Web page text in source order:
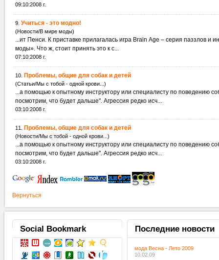
09:10:2008 г.
9. Учиться - это модно!
(Новости/В мире моды)
...ит Пенси. К приставке прилагалась игра Brain Age – серия паззлов и
моды». Что ж, стоит принять это к с...
07:10:2008 г.
10. Проблемы, общие для собак и детей
(Статьи/Мы с тобой - одной крови...)
посмотрим, что будет дальше". Агрессия редко исч...
03:10:2008 г.
11. Проблемы, общие для собак и детей
(Новости/Мы с тобой - одной крови...)
посмотрим, что будет дальше". Агрессия редко исч...
03:10:2008 г.
Вернуться
Social Bookmark Последниеновости
мода Весна - Лето 2009
10.02.09